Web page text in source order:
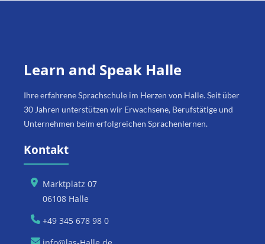
Learn and Speak Halle
Ihre erfahrene Sprachschule im Herzen von Halle. Seit über
30 Jahren unterstützen wir Erwachsene, Berufstätige und
Unternehmen beim erfolgreichen Sprachenlernen.
Kontakt
Marktplatz 07
06108 Halle
+49 345 678 98 0